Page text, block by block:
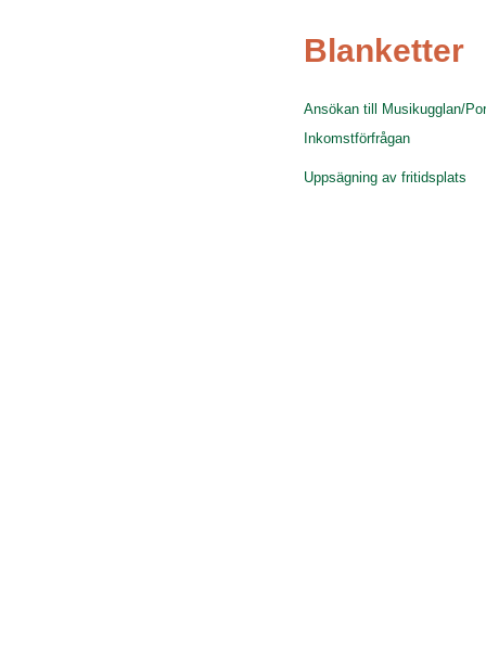
Blanketter
Ansökan till Musikugglan/
Inkomstförfrågan
Uppsägning av fritidsplats